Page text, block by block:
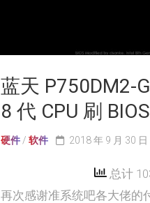
蓝天 P750DM2-
8 代 CPU 刷
硬件 / 软件 2018 年 9 月 30 日
总计
再次感谢准系统吧各大佬的